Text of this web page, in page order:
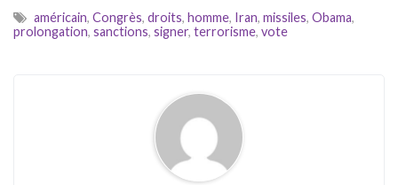
américain, Congrès, droits, homme, Iran, missiles, Obama,
prolongation, sanctions, signer, terrorisme, vote